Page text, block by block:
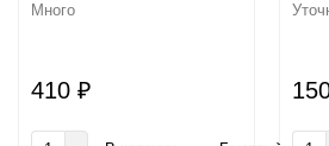
Много
410 ₽